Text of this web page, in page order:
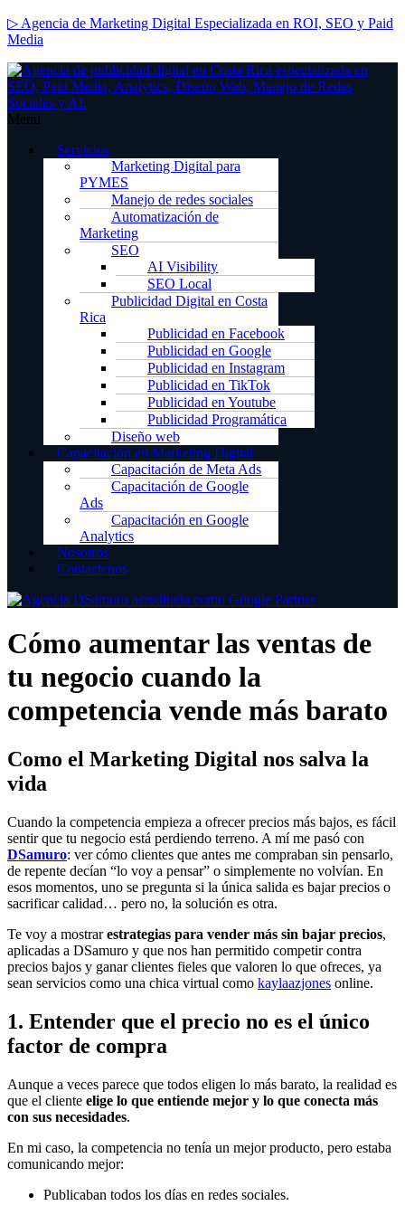
▷ Agencia de Marketing Digital Especializada en ROI, SEO y Paid
Media
Menu
Servicios
Marketing Digital para
PYMES
Manejo de redes sociales
Automatización de
Marketing
SEO
AI Visibility
SEO Local
Publicidad Digital en Costa
Rica
Publicidad en Facebook
Publicidad en Google
Publicidad en Instagram
Publicidad en TikTok
Publicidad en Youtube
Publicidad Programática
Diseño web
Capacitación en Marketing Digital
Capacitación de Meta Ads
Capacitación de Google
Ads
Capacitación en Google
Analytics
Nosotros
Contactenos
Cómo aumentar las ventas de
tu negocio cuando la
competencia vende más barato
Como el Marketing Digital nos salva la
vida
Cuando la competencia empieza a ofrecer precios más bajos, es fácil
sentir que tu negocio está perdiendo terreno. A mí me pasó con
DSamuro: ver cómo clientes que antes me compraban sin pensarlo,
de repente decían “lo voy a pensar” o simplemente no volvían. En
esos momentos, uno se pregunta si la única salida es bajar precios o
sacrificar calidad… pero no, la solución es otra.
Te voy a mostrarestrategias para vender más sin bajar precios,
aplicadas a DSamuro y que nos han permitido competir contra
precios bajos y ganar clientes fieles que valoren lo que ofreces, ya
sean servicios como una chica virtual como kaylaazjones online.
1. Entender que el precio no es el único
factor de compra
Aunque a veces parece que todos eligen lo más barato, la realidad es
que el cliente elige lo que entiende mejor y lo que conecta más
con sus necesidades.
En mi caso, la competencia no tenía un mejor producto, pero estaba
comunicando mejor:
Publicaban todos los días en redes sociales.